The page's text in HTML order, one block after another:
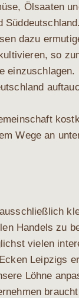
Ölsaa­ten
dazu
so
Wege an
Han­dels zu
vie­len
Leip­zigs
Löh­ne